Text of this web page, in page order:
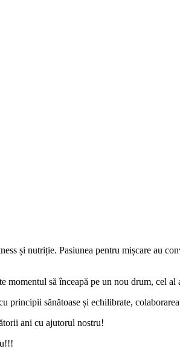
și nutriție. Pasiunea pentru mișcare au
momentul să înceapă pe un nou drum, cel
principii sănătoase și echilibrate,
ani cu ajutorul nostru!